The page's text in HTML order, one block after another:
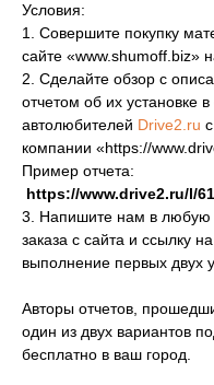
Условия:
1. Совершите покупку
сайте «www.shumoff.biz»
2. Сделайте обзор с
отчетом об их установке
автолюбителей Drive2.ru
компании «https://
Пример отчета:
https://www.drive2.ru/l/
3. Напишите нам в любую
заказа с сайта и ссылку
выполнение первых двух
Авторы отчетов,
один из двух вариантов
бесплатно в ваш город.